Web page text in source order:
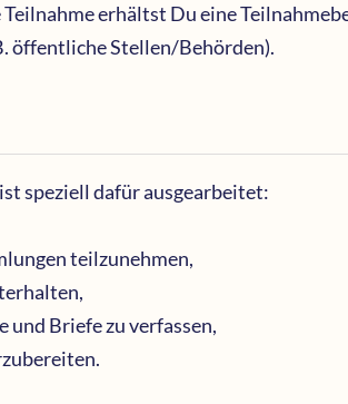
erhältst Du eine
öffentliche Stellen/Behörden).
speziell dafür ausgearbeitet:
teilzunehmen,
und Briefe zu verfassen,